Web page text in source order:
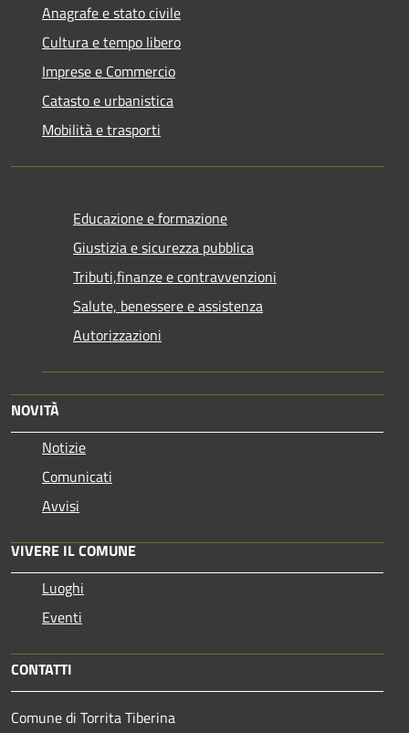
Anagrafe e stato civile
Cultura e tempo libero
Imprese e Commercio
Catasto e urbanistica
Mobilità e trasporti
Educazione e formazione
Giustizia e sicurezza pubblica
Tributi,finanze e contravvenzioni
Salute, benessere e assistenza
Autorizzazioni
NOVITÀ
Notizie
Comunicati
Avvisi
VIVERE IL COMUNE
Luoghi
Eventi
CONTATTI
Comune di Torrita Tiberina